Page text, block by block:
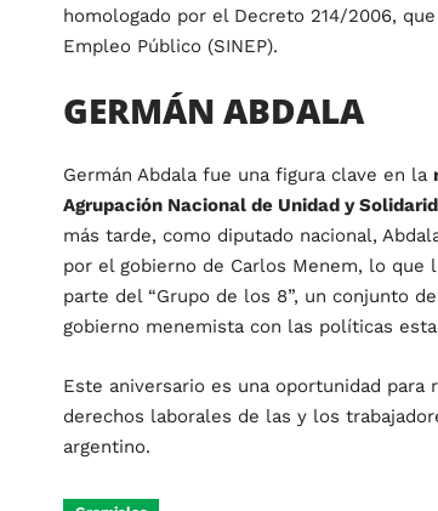
homologado por el Decreto 214/2006,
Empleo Público (SINEP).
GERMÁN ABDALA
Germán Abdala fue una figura clave en la
Agrupación Nacional de Unidad y
más tarde, como diputado nacional,
por el gobierno de Carlos Menem, lo que
parte del “Grupo de los 8”, un conjunto
gobierno menemista con las políticas
Este aniversario es una oportunidad
derechos laborales de las y los
argentino.